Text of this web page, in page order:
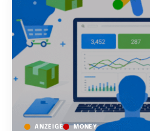
ANZEIGE MONEY